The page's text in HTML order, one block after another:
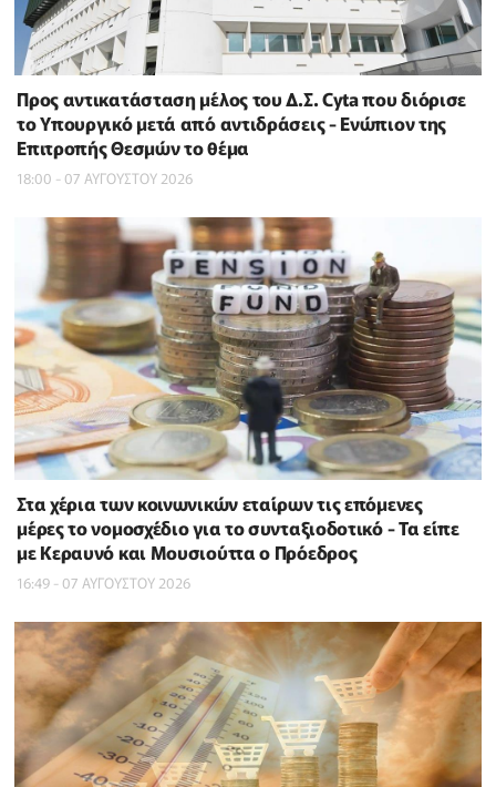
Προς αντικατάσταση μέλος του Δ.Σ. Cyta που διόρισε
το Υπουργικό μετά από αντιδράσεις - Ενώπιον της
Επιτροπής Θεσμών το θέμα
18:00 - 07 ΑΥΓΟΥΣΤΟΥ 2026
Στα χέρια των κοινωνικών εταίρων τις επόμενες
μέρες το νομοσχέδιο για το συνταξιοδοτικό - Τα είπε
με Κεραυνό και Μουσιούττα ο Πρόεδρος
16:49 - 07 ΑΥΓΟΥΣΤΟΥ 2026